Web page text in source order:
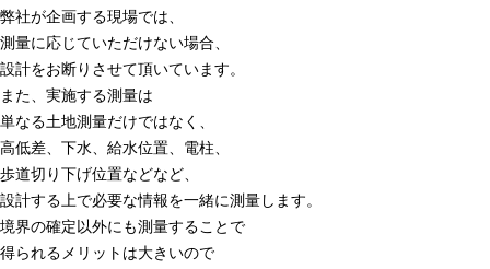
弊社が企画する現場では、
測量に応じていただけない場合、
設計をお断りさせて頂いています。
また、実施する測量は
単なる土地測量だけではなく、
高低差、下水、給水位置、電柱、
歩道切り下げ位置などなど、
設計する上で必要な情報を一緒に測量します。
境界の確定以外にも測量することで
得られるメリットは大きいので